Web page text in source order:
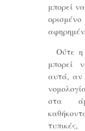
μπορεί
Ούτε η
μπορεί
αυτά, αν
στα